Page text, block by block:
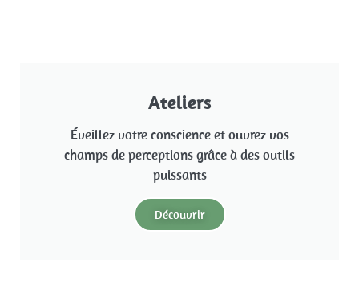
Ateliers
Éveillez votre conscience et ouvrez vos
champs de perceptions grâce à des outils
puissants
Découvrir